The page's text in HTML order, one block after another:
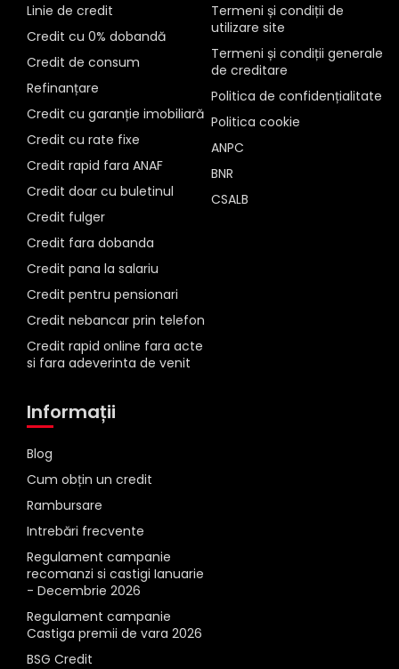
Linie de credit
Credit cu 0% dobandă
Credit de consum
Refinanțare
Credit cu garanție imobiliară
Credit cu rate fixe
Credit rapid fara ANAF
Credit doar cu buletinul
Credit fulger
Credit fara dobanda
Credit pana la salariu
Credit pentru pensionari
Credit nebancar prin telefon
Credit rapid online fara acte
si fara adeverinta de venit
Termeni și condiții de
utilizare site
Termeni și condiții generale
de creditare
Politica de confidențialitate
Politica cookie
ANPC
BNR
CSALB
Informații
Blog
Cum obțin un credit
Rambursare
Intrebări frecvente
Regulament campanie
recomanzi si castigi Ianuarie
- Decembrie 2026
Regulament campanie
Castiga premii de vara 2026
BSG Credit